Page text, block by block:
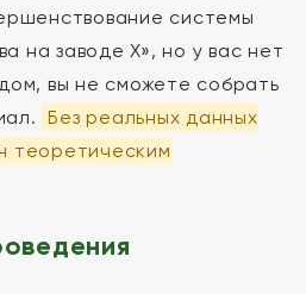
системы
на заводе Х», но у вас нет
вы не сможете собрать
Без реальных данных
теоретическим